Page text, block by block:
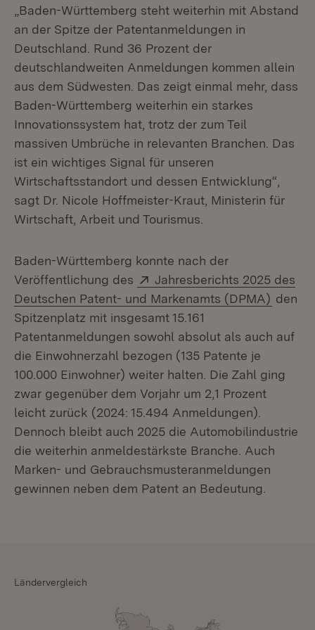
„Baden-Württemberg steht weiterhin mit Abstand
an der Spitze der Patentanmeldungen in
Deutschland. Rund 36 Prozent der
deutschlandweiten Anmeldungen kommen allein
aus dem Südwesten. Das zeigt einmal mehr, dass
Baden-Württemberg weiterhin ein starkes
Innovationssystem hat, trotz der zum Teil
massiven Umbrüche in relevanten Branchen. Das
ist ein wichtiges Signal für unseren
Wirtschaftsstandort und dessen Entwicklung“,
sagt Dr. Nicole Hoffmeister-Kraut, Ministerin für
Wirtschaft, Arbeit und Tourismus.
Baden-Württemberg konnte nach der
Veröffentlichung des
Extern:
Jahresberichts 2025 des
Deutschen Patent- und Markenamts (DPMA) den
Spitzenplatz mit insgesamt 15.161
Patentanmeldungen sowohl absolut als auch auf
die Einwohnerzahl bezogen (135 Patente je
100.000 Einwohner) weiter halten. Die Zahl ging
zwar gegenüber dem Vorjahr um 2,1 Prozent
leicht zurück (2024: 15.494 Anmeldungen).
Dennoch bleibt auch 2025 die Automobilindustrie
die weiterhin anmeldestärkste Branche. Auch
Marken- und Gebrauchsmusteranmeldungen
gewinnen neben dem Patent an Bedeutung.
Ländervergleich